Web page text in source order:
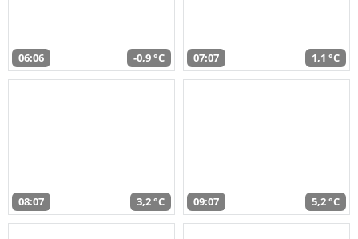
06:06 -0,9 °C 07:07 1,1 °C
08:07 3,2 °C 09:07 5,2 °C